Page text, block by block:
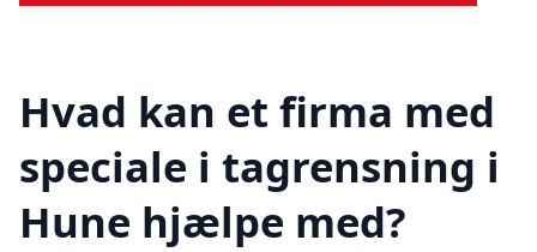
Hvad kan et firma med
speciale i tagrensning i
Hune hjælpe med?